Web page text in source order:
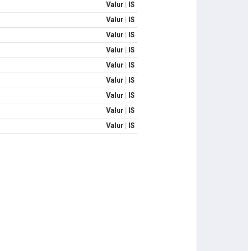
Valur | IS
Valur | IS
Valur | IS
Valur | IS
Valur | IS
Valur | IS
Valur | IS
Valur | IS
Valur | IS